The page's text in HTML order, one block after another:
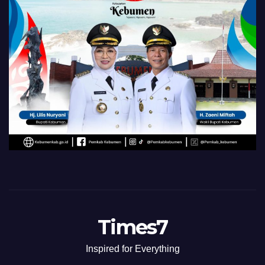
Times7
Inspired for Everything